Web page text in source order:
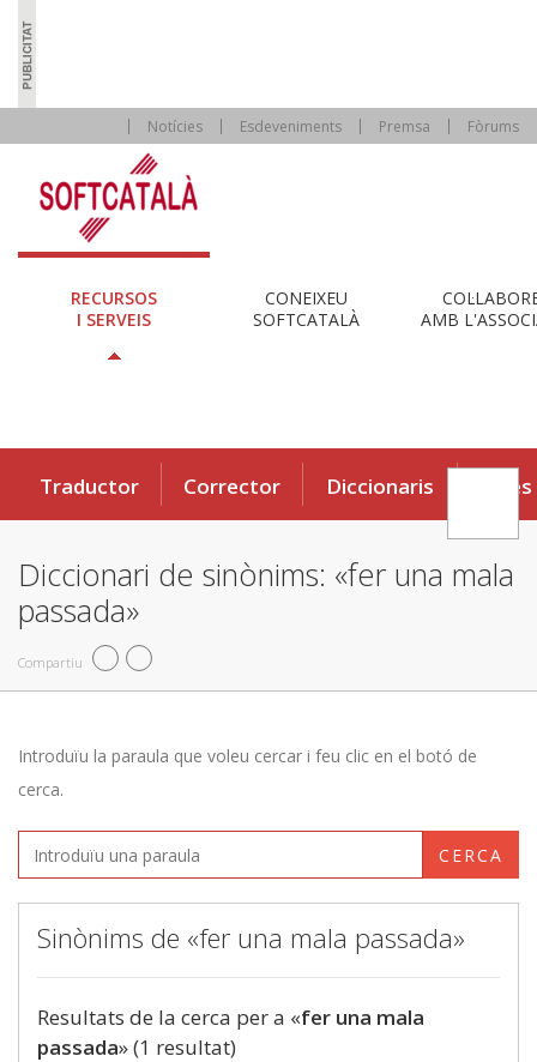
Notícies Esdeveniments Premsa Fòrums
RECURSOS
I SERVEIS
CONEIXEU
SOFTCATALÀ
AMB
Traductor Corrector Diccionaris Eines
Diccionari de sinònims: «fer una mala
passada»
Compartiu
Introduïu la paraula que voleu cercar i feu clic en el botó de
cerca.
CERCA
Sinònims de «fer una mala passada»
Resultats de la cerca per a «fer una mala
passada» (1 resultat)